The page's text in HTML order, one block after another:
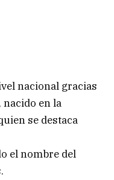
nacional gracias
nacido en la
se destaca
el nombre del